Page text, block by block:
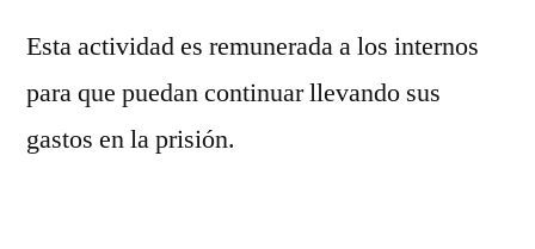
Esta actividad es remunerada a los internos
para que puedan continuar llevando sus
gastos en la prisión.